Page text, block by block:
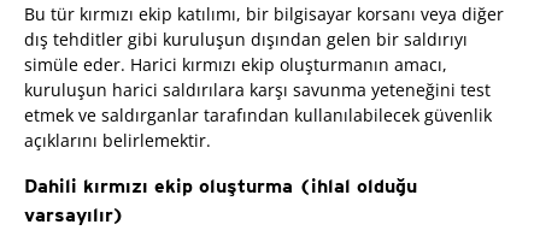
Bu tür kırmızı ekip katılımı, bir bilgisayar korsanı veya diğer
dış tehditler gibi kuruluşun dışından gelen bir saldırıyı
simüle eder. Harici kırmızı ekip oluşturmanın amacı,
kuruluşun harici saldırılara karşı savunma yeteneğini test
etmek ve saldırganlar tarafından kullanılabilecek güvenlik
açıklarını belirlemektir.
Dahili kırmızı ekip oluşturma (ihlal olduğu
varsayılır)